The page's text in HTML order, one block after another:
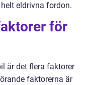
eldrivna fordon.
för
är det flera faktorer
faktorerna är